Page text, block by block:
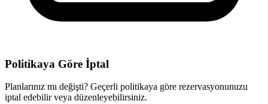
Politikaya Göre İptal
Planlarınız mı değişti? Geçerli politikaya göre rezervasyonunuzu
iptal edebilir veya düzenleyebilirsiniz.